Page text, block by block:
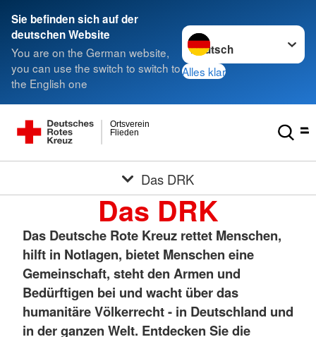
Sie befinden sich auf der
deutschen Website
You are on the German website,
you can use the switch to switch to
the English one
Sprache wechseln zu
Alles klar
Flieden
Ortsverein
Das DRK
Das DRK
Das Deutsche Rote Kreuz rettet Menschen,
hilft in Notlagen, bietet Menschen eine
Gemeinschaft, steht den Armen und
Bedürftigen bei und wacht über das
humanitäre Völkerrecht - in Deutschland und
in der ganzen Welt. Entdecken Sie die